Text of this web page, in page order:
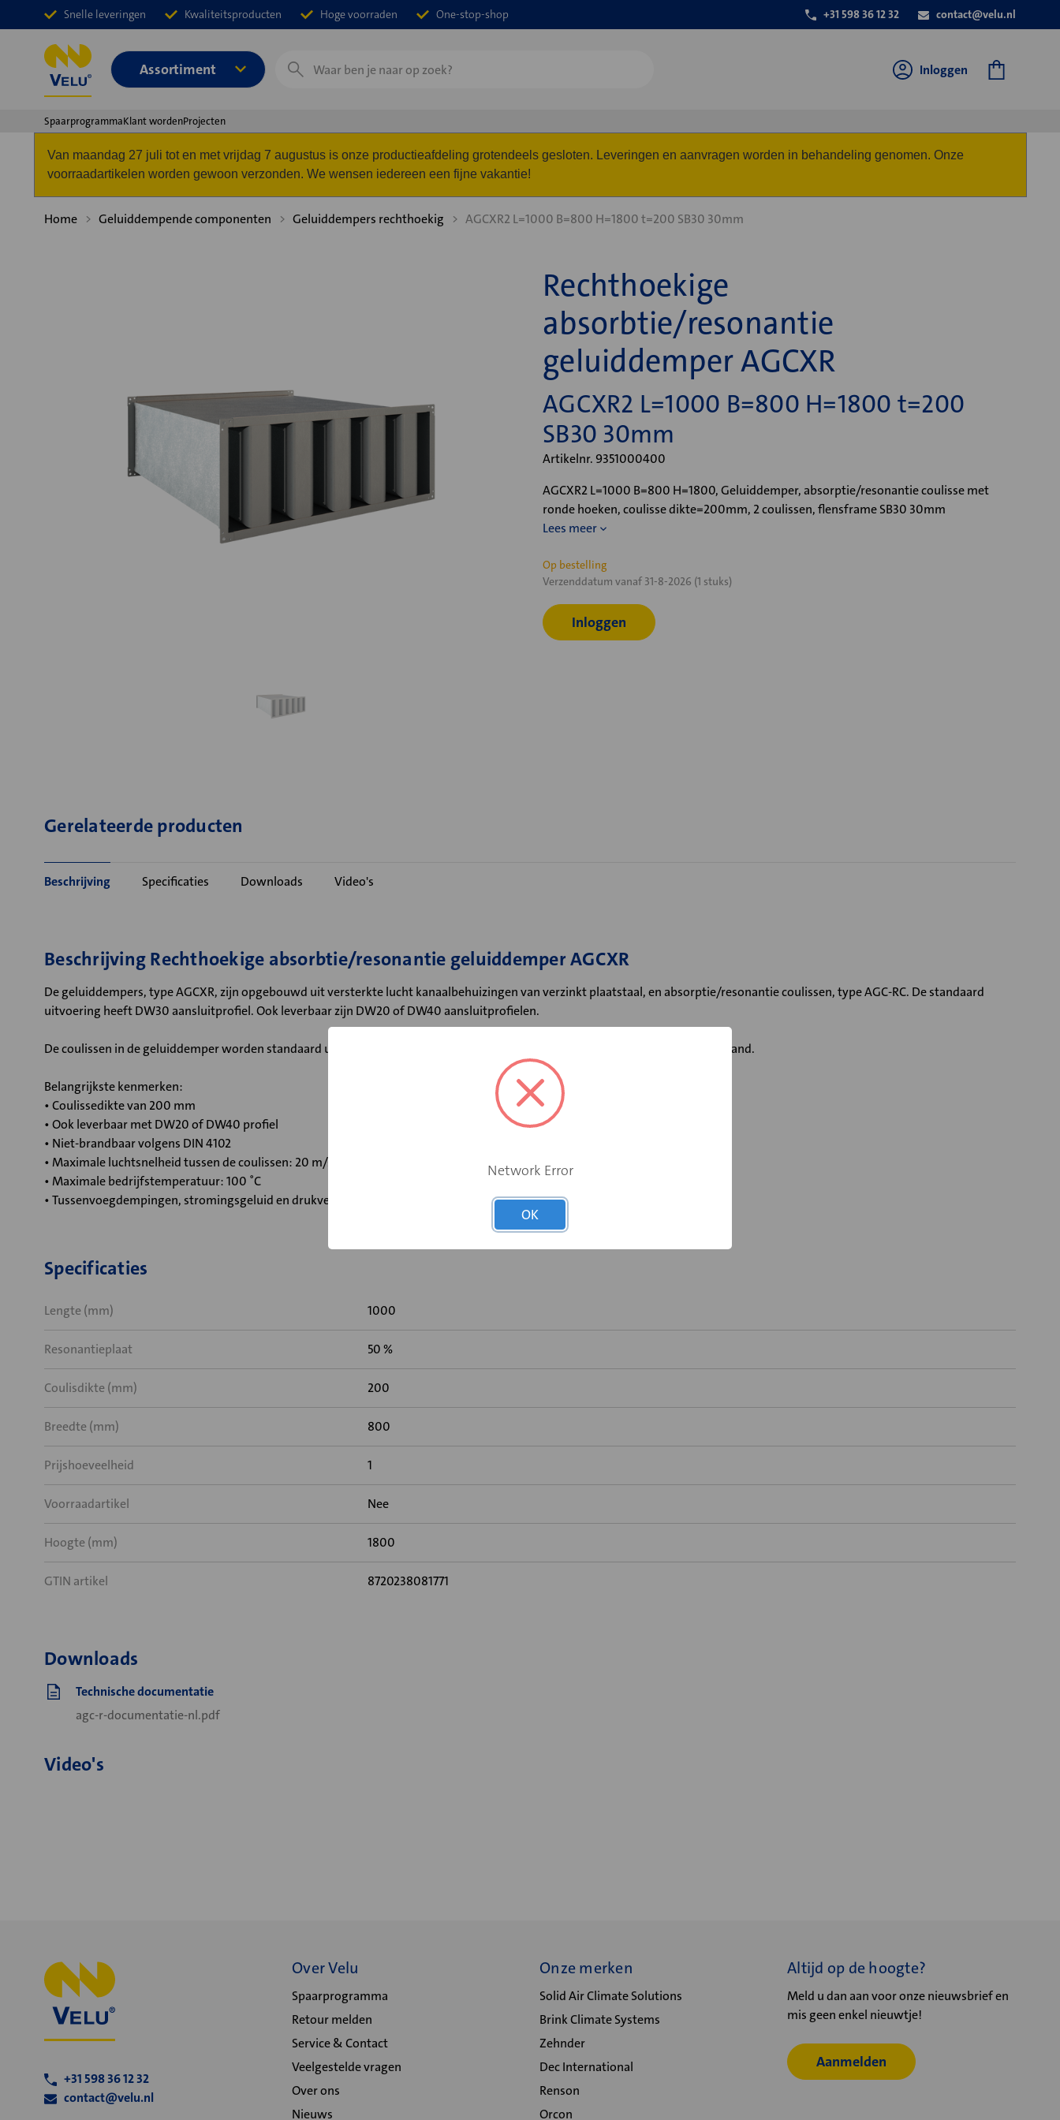
Snelle leveringen Kwaliteitsproducten Hoge voorraden One-stop-shop +31 598 36 12 32 contact@velu.nl
Assortiment
Zoeken
Inloggen
SpaarprogrammaKlant wordenProjecten
Van maandag 27 juli tot en met vrijdag 7 augustus is onze productieafdeling grotendeels gesloten. Leveringen en aanvragen worden in behandeling genomen. Onze
voorraadartikelen worden gewoon verzonden. We wensen iedereen een fijne vakantie!
Home Geluiddempende componenten Geluiddempers rechthoekig AGCXR2 L=1000 B=800 H=1800 t=200 SB30 30mm
Rechthoekige
absorbtie/resonantie
geluiddemper AGCXR
AGCXR2 L=1000 B=800 H=1800 t=200
SB30 30mm
Artikelnr. 9351000400
AGCXR2 L=1000 B=800 H=1800, Geluiddemper, absorptie/resonantie coulisse met
ronde hoeken, coulisse dikte=200mm, 2 coulissen, flensframe SB30 30mm
Lees meer
Huidige
voorraad:
Op bestelling
Verzenddatum vanaf 31-8-2026 (1 stuks)
Inloggen
Gerelateerde producten
Beschrijving Specificaties Downloads Video's
Beschrijving Rechthoekige absorbtie/resonantie geluiddemper AGCXR
De geluiddempers, type AGCXR, zijn opgebouwd uit versterkte lucht kanaalbehuizingen van verzinkt plaatstaal, en absorptie/resonantie coulissen, type AGC-RC. De standaard
uitvoering heeft DW30 aansluitprofiel. Ook leverbaar zijn DW20 of DW40 aansluitprofielen.
De coulissen in de geluiddemper worden standaard uitgevoerd met afgeronde hoek in verband met minimale stromingsweerstand.
Belangrijkste kenmerken:
• Coulissedikte van 200 mm
• Ook leverbaar met DW20 of DW40 profiel
• Niet-brandbaar volgens DIN 4102
• Maximale luchtsnelheid tussen de coulissen: 20 m/s
• Maximale bedrijfstemperatuur: 100 ˚C
• Tussenvoegdempingen, stromingsgeluid en drukverlies gemeten volgens DIN 45646 (ISO 7235)
Specificaties
Lengte (mm) 1000
Resonantieplaat 50 %
Coulisdikte (mm) 200
Breedte (mm) 800
Prijshoeveelheid 1
Voorraadartikel Nee
Hoogte (mm) 1800
GTIN artikel 8720238081771
Downloads
Technische documentatie
agc-r-documentatie-nl.pdf
Video's
+31 598 36 12 32
contact@velu.nl
Over Velu
Spaarprogramma
Retour melden
Service & Contact
Veelgestelde vragen
Over ons
Nieuws
Onze merken
Solid Air Climate Solutions
Brink Climate Systems
Zehnder
Dec International
Renson
Orcon
Altijd op de hoogte?
Meld u dan aan voor onze nieuwsbrief en
mis geen enkel nieuwtje!
Aanmelden
Network Error
OK